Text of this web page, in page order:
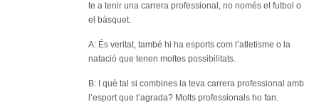
te a tenir una carrera professional, no només el futbol o
el bàsquet.
A: És veritat, també hi ha esports com l’atletisme o la
natació que tenen moltes possibilitats.
B: I què tal si combines la teva carrera professional amb
l’esport que t’agrada? Molts professionals ho fan.